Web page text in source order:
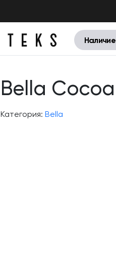
Наличие
Bella Cocoa
Категория: Bella